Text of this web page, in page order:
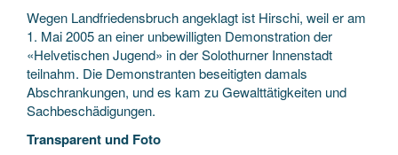
Wegen Landfriedensbruch angeklagt ist Hirschi, weil er am
1. Mai 2005 an einer unbewilligten Demonstration der
«Helvetischen Jugend» in der Solothurner Innenstadt
teilnahm. Die Demonstranten beseitigten damals
Abschrankungen, und es kam zu Gewalttätigkeiten und
Sachbeschädigungen.
Transparent und Foto